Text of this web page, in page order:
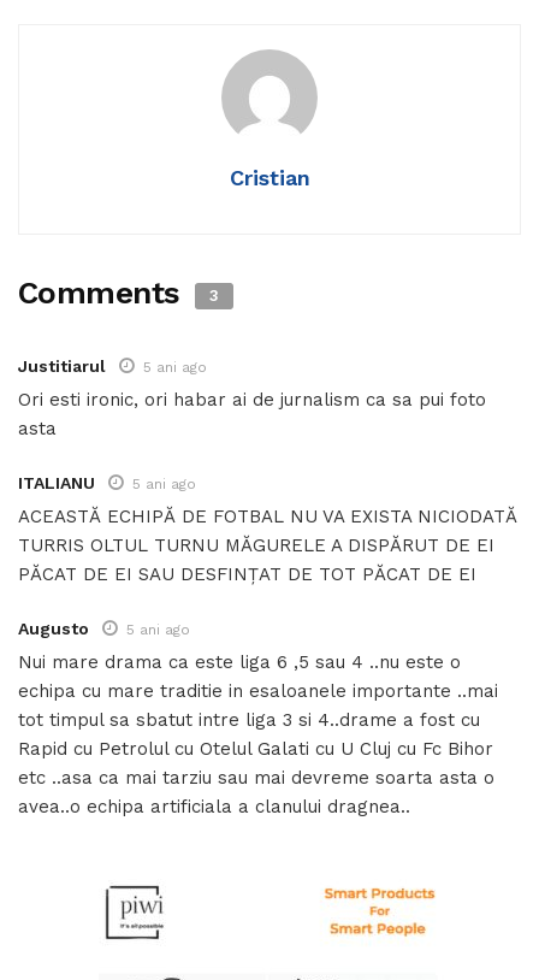
Cristian
Comments 3
Justitiarul 5 ani ago
Ori esti ironic, ori habar ai de jurnalism ca sa pui foto
asta
ITALIANU 5 ani ago
ACEASTĂ ECHIPĂ DE FOTBAL NU VA EXISTA NICIODATĂ
TURRIS OLTUL TURNU MĂGURELE A DISPĂRUT DE EI
PĂCAT DE EI SAU DESFINȚAT DE TOT PĂCAT DE EI
Augusto 5 ani ago
Nui mare drama ca este liga 6 ,5 sau 4 ..nu este o
echipa cu mare traditie in esaloanele importante ..mai
tot timpul sa sbatut intre liga 3 si 4..drame a fost cu
Rapid cu Petrolul cu Otelul Galati cu U Cluj cu Fc Bihor
etc ..asa ca mai tarziu sau mai devreme soarta asta o
avea..o echipa artificiala a clanului dragnea..